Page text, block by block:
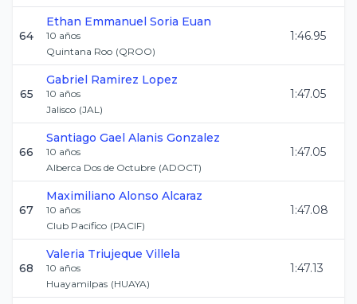
64
Ethan Emmanuel Soria Euan
10 años
Quintana Roo (QROO)
1:46.95
65
Gabriel Ramirez Lopez
10 años
Jalisco (JAL)
1:47.05
66
Santiago Gael Alanis Gonzalez
10 años
Alberca Dos de Octubre (ADOCT)
1:47.05
67
Maximiliano Alonso Alcaraz
10 años
Club Pacifico (PACIF)
1:47.08
68
Valeria Triujeque Villela
10 años
Huayamilpas (HUAYA)
1:47.13